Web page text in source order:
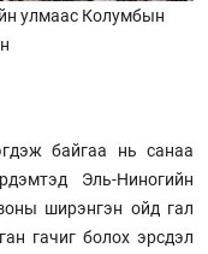
улмаас Колумбын
байгаа нь санаа
Эль-Ниногийн
ширэнгэн ойд гал
гачиг болох эрсдэл